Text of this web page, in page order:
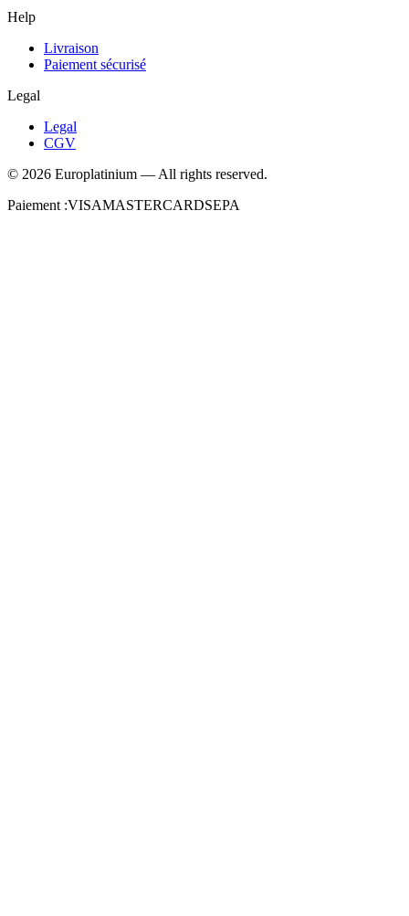
Help
Livraison
Paiement sécurisé
Legal
Legal
CGV
© 2026 Europlatinium — All rights reserved.
Paiement :VISAMASTERCARDSEPA